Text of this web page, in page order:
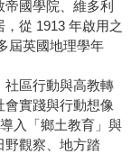
國學院、維多利
從 1913 年啟用之
屆英國地理學年
區行動與高教轉
實踐與行動想像
入「鄉土教育」與
野觀察、地方踏